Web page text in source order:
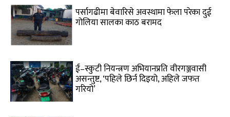
पर्सागढीमा बेवारिसे अवस्थामा फेला परेका दुई
गोलिया सालका काठ बरामद
ई–स्कुटी नियन्त्रण अभियानप्रति वीरगञ्जवासी
असन्तुष्ट, ‘पहिले छिर्न दिइयो, अहिले जफत
गरियो’